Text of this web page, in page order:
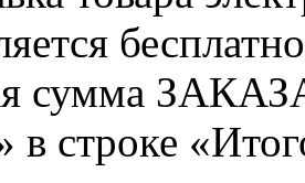
сумма
в строке